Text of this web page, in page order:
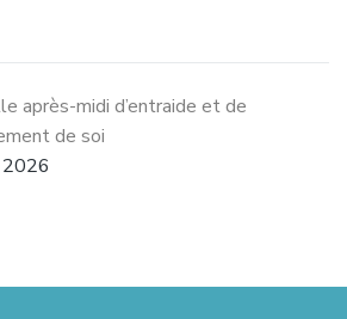
après-midi d’entraide et de
de soi